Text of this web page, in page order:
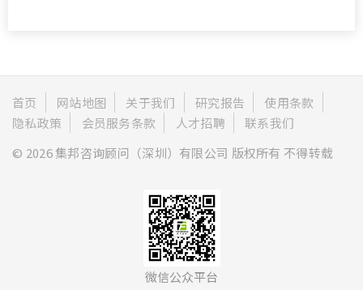
首页 网站地图 关于我们 研究报告
使用条款
隐私政策
会员服务条款 人才招聘
联系我们
© 2026 集邦咨询顾问（深圳）有限公司 版权所有 不得转载
微信公众平台